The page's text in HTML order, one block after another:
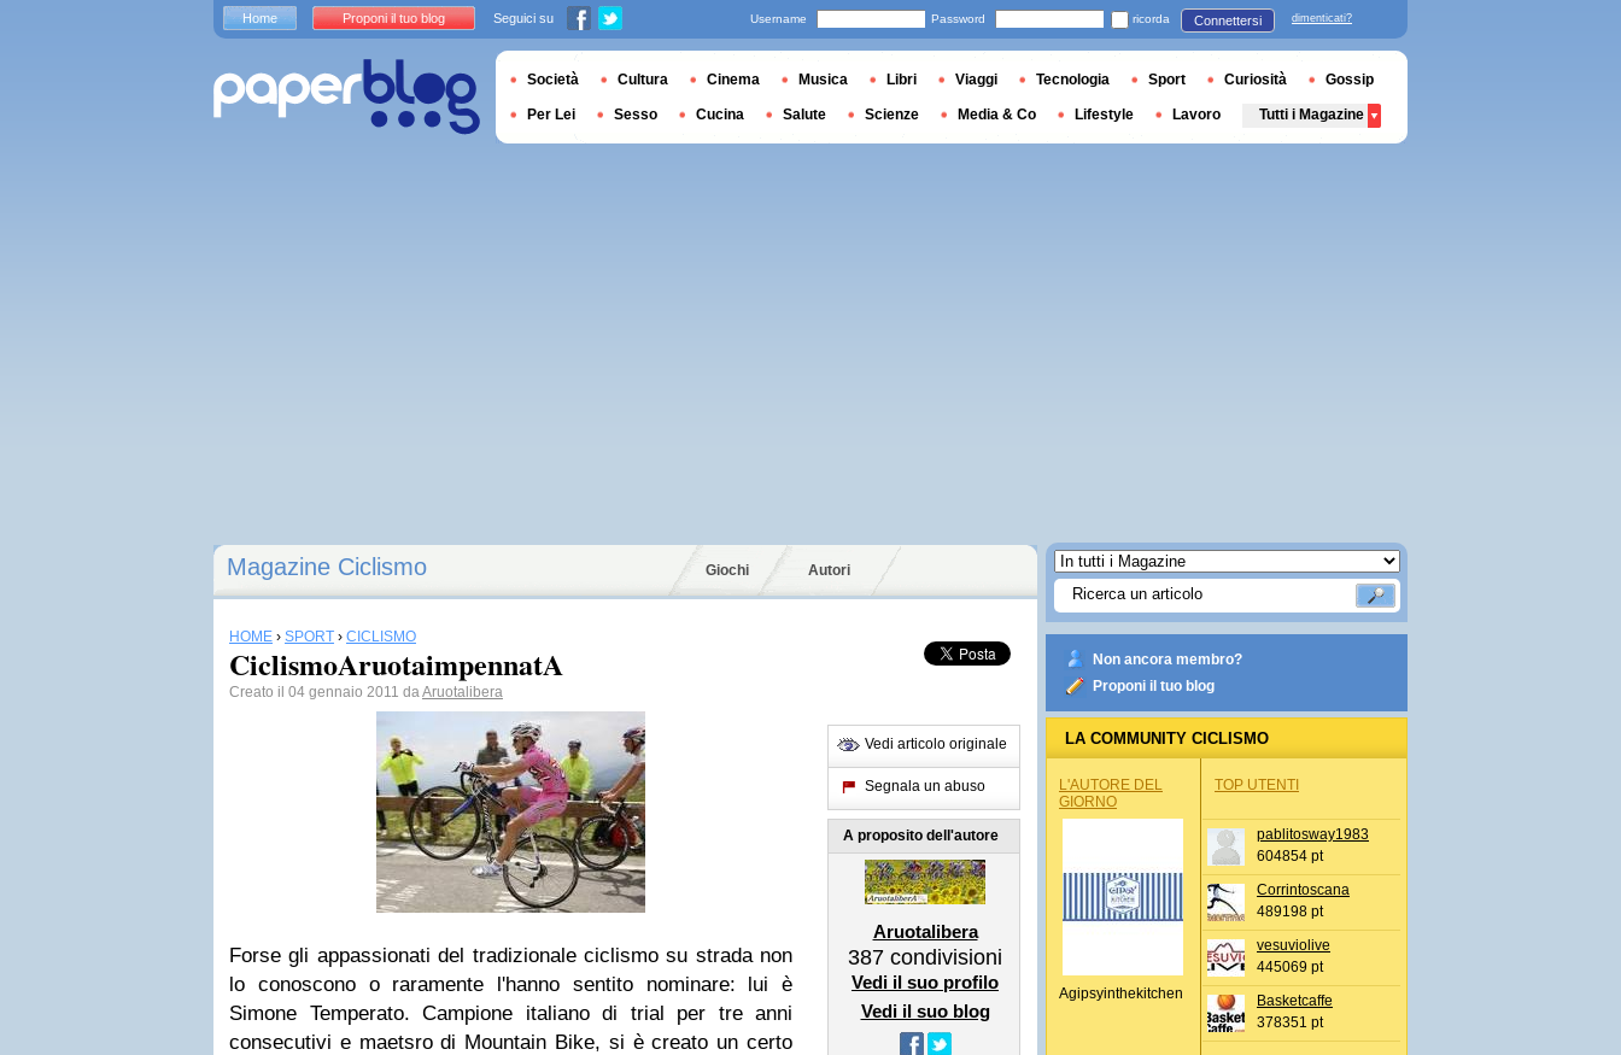
Magazine Ciclismo Giochi Autori
HOME › SPORT › CICLISMO
CiclismoAruotaimpennatA
Creato il 04 gennaio 2011 daAruotalibera
Forse gli appassionati del tradizionale ciclismo su strada non
lo conoscono o raramente l'hanno sentito nominare: lui è
Simone Temperato. Campione italiano di trial per tre anni
consecutivi e maetsro di Mountain Bike, si è creato un certo
Vedi articolo originale
Segnala un abuso
A proposito dell'autore
Aruotalibera
387 condivisioni
Vedi il suo profilo
Vedi il suo blog
Non ancora membro?
Proponi il tuo blog
LA COMMUNITY CICLISMO
L'AUTORE DEL
GIORNO
Agipsyinthekitchen
TOP UTENTI
pablitosway1983
604854 pt
Corrintoscana
489198 pt
vesuviolive
445069 pt
Basketcaffe
378351 pt
Home Proponi il tuo blog Seguici su Username Password ricorda Connettersi dimenticati?
Società Cultura Cinema Musica Libri Viaggi Tecnologia Sport Curiosità Gossip
Per Lei Sesso Cucina Salute Scienze Media & Co Lifestyle Lavoro Tutti i Magazine